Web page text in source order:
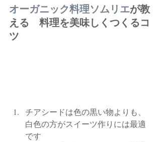
オーガニック料理ソムリエが教
える　料理を美味しくつくるコ
ツ
チアシードは色の黒い物よりも、
白色の方がスイーツ作りには最適
です